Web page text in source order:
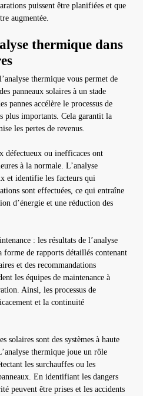
puissent être planifiées et que
augmentée.
thermique dans
thermique vous permet de
panneaux solaires à un stade
pannes accélère le processus de
plus importants. Cela garantit la
les pertes de revenus.
défectueux ou inefficaces ont
à la normale. L’analyse
et identifie les facteurs qui
sont effectuées, ce qui entraîne
d’énergie et une réduction des
: les résultats de l’analyse
forme de rapports détaillés contenant
et des recommandations
les équipes de maintenance à
Ainsi, les processus de
et la continuité
solaires sont des systèmes à haute
thermique joue un rôle
les surchauffes ou les
En identifiant les dangers
peuvent être prises et les accidents